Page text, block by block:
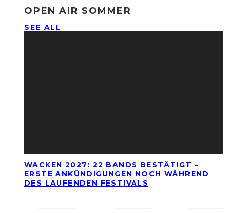
OPEN AIR SOMMER
SEE ALL
WACKEN 2027: 22 BANDS BESTÄTIGT –
ERSTE ANKÜNDIGUNGEN NOCH WÄHREND
DES LAUFENDEN FESTIVALS